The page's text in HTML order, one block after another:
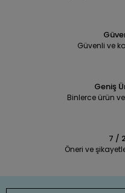
Güvenli ve
Geniş
Binlerce ürün
7 /
Öneri ve